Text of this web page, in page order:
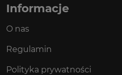
Informacje
O nas
Regulamin
Polityka prywatności